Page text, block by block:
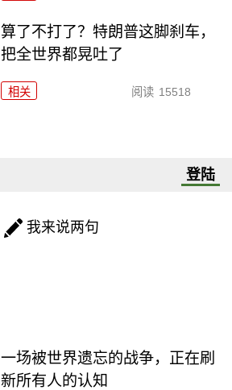
算了不打了？特朗普这脚刹车，
把全世界都晃吐了
相关 阅读 15518
登陆
我来说两句
一场被世界遗忘的战争，正在刷
新所有人的认知